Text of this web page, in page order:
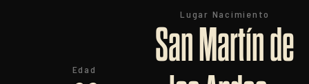
Edad
Lugar Nacimiento
San Martín de